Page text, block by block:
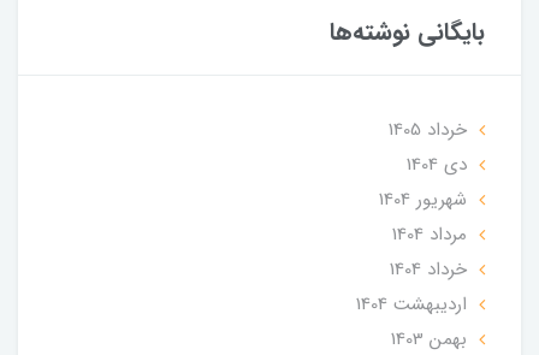
بایگانی نوشته‌ها
خرداد 1405
دی 1404
شهریور 1404
مرداد 1404
خرداد 1404
ارديبهشت 1404
بهمن 1403